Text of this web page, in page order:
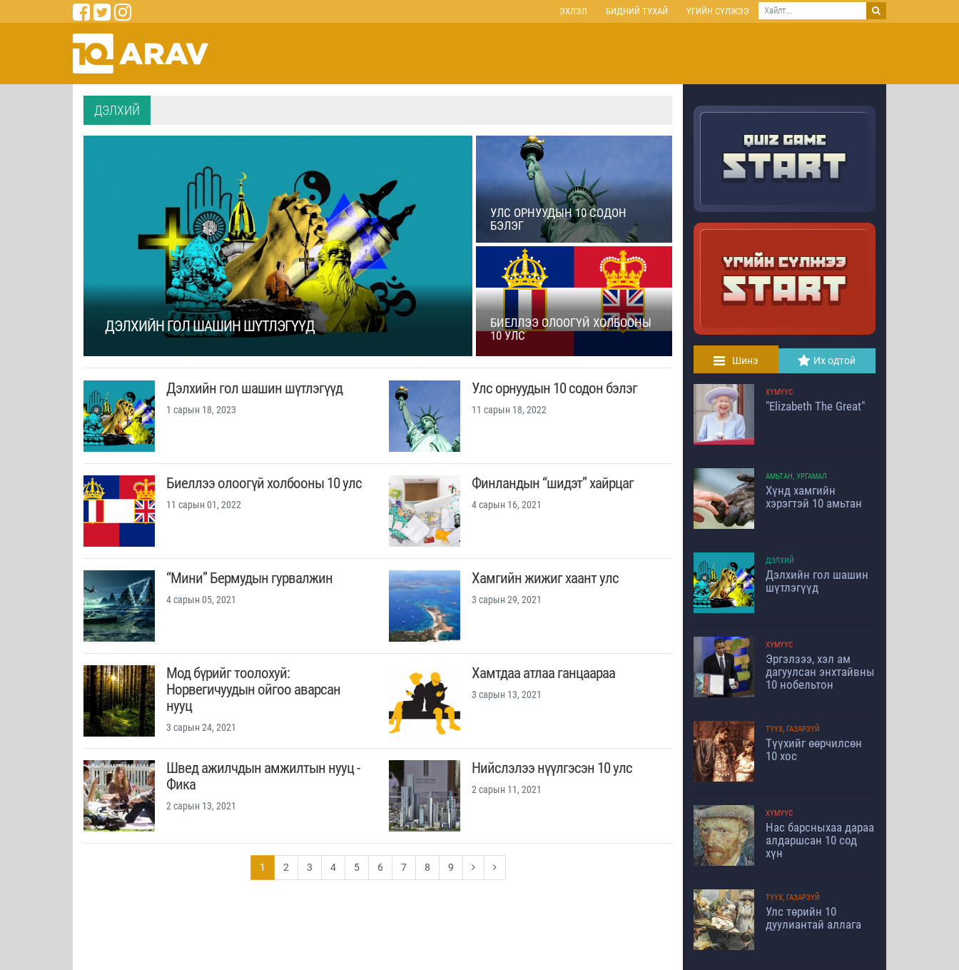
ЭХЛЭЛ БИДНИЙ ТУХАЙ ҮГИЙН СҮЛЖЭЭ
ДЭЛХИЙ
ДЭЛХИЙН ГОЛ ШАШИН ШҮТЛЭГҮҮД
УЛС ОРНУУДЫН 10 СОДОН
БЭЛЭГ
БИЕЛЛЭЭ ОЛООГҮЙ ХОЛБООНЫ
10 УЛС
Дэлхийн гол шашин шүтлэгүүд
1 сарын 18, 2023
Улс орнуудын 10 содон бэлэг
11 сарын 18, 2022
Биеллээ олоогүй холбооны 10 улс
11 сарын 01, 2022
Финландын “шидэт” хайрцаг
4 сарын 16, 2021
“Мини” Бермудын гурвалжин
4 сарын 05, 2021
Хамгийн жижиг хаант улс
3 сарын 29, 2021
Мод бүрийг тоолохуй:
Норвегичуудын ойгоо аварсан
нууц
3 сарын 24, 2021
Хамтдаа атлаа ганцаараа
3 сарын 13, 2021
Швед ажилчдын амжилтын нууц -
Фика
2 сарын 13, 2021
Нийслэлээ нүүлгэсэн 10 улс
2 сарын 11, 2021
1 2 3 4 5 6 7 8 9
Шинэ Их одтой
ХҮМҮҮС
"Elizabeth The Great"
АМЬТАН, УРГАМАЛ
Хүнд хамгийн
хэрэгтэй 10 амьтан
ДЭЛХИЙ
Дэлхийн гол шашин
шүтлэгүүд
ХҮМҮҮС
Эргэлзээ, хэл ам
дагуулсан энхтайвны
10 нобельтон
ТҮҮХ, ГАЗАРЗҮЙ
Түүхийг өөрчилсөн
10 хос
ХҮМҮҮС
Нас барсныхаа дараа
алдаршсан 10 сод
хүн
ТҮҮХ, ГАЗАРЗҮЙ
Улс төрийн 10
дуулиантай аллага